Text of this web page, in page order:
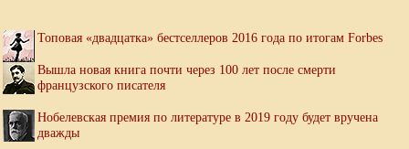
Топовая «двадцатка» бестселлеров 2016 года по итогам Forbes
Вышла новая книга почти через 100 лет после смерти
французского писателя
Нобелевская премия по литературе в 2019 году будет вручена
дважды